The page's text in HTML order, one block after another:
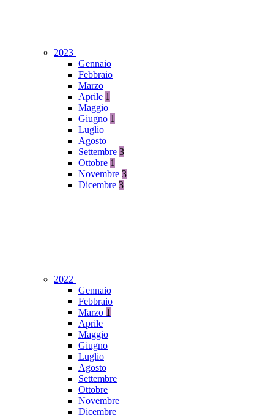
2023
Gennaio
Febbraio
Marzo
Aprile 1
Maggio
Giugno 1
Luglio
Agosto
Settembre 3
Ottobre 1
Novembre 3
Dicembre 3
2022
Gennaio
Febbraio
Marzo 1
Aprile
Maggio
Giugno
Luglio
Agosto
Settembre
Ottobre
Novembre
Dicembre